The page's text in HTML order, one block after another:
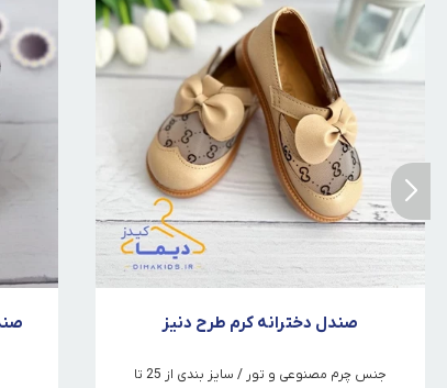
صندل دخترانه کرم طرح دنیز
جنس چرم مصنوعی و تور / سایز بندی از 25 تا